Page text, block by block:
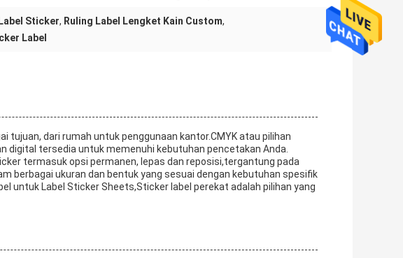
Sticker, Ruling Label Lengket Kain Custom,
Label
tujuan, dari rumah untuk penggunaan kantor.CMYK atau pilihan
digital tersedia untuk memenuhi kebutuhan pencetakan Anda.
termasuk opsi permanen, lepas dan reposisi,tergantung pada
berbagai ukuran dan bentuk yang sesuai dengan kebutuhan spesifik
untuk Label Sticker Sheets,Sticker label perekat adalah pilihan yang